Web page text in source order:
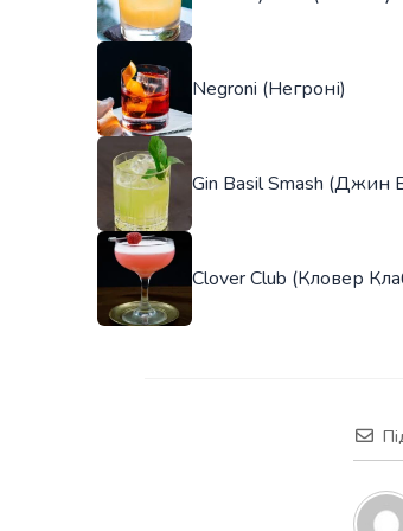
Negroni (Негроні)
Gin Basil Smash (Джин
Clover Club (Кловер